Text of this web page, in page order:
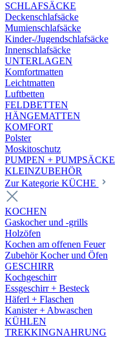
SCHLAFSÄCKE
Deckenschlafsäcke
Mumienschlafsäcke
Kinder-/Jugendschlafsäcke
Innenschlafsäcke
UNTERLAGEN
Komfortmatten
Leichtmatten
Luftbetten
FELDBETTEN
HÄNGEMATTEN
KOMFORT
Polster
Moskitoschutz
PUMPEN + PUMPSÄCKE
KLEINZUBEHÖR
Zur Kategorie KÜCHE
KOCHEN
Gaskocher und -grills
Holzöfen
Kochen am offenen Feuer
Zubehör Kocher und Öfen
GESCHIRR
Kochgeschirr
Essgeschirr + Besteck
Häferl + Flaschen
Kanister + Abwaschen
KÜHLEN
TREKKINGNAHRUNG